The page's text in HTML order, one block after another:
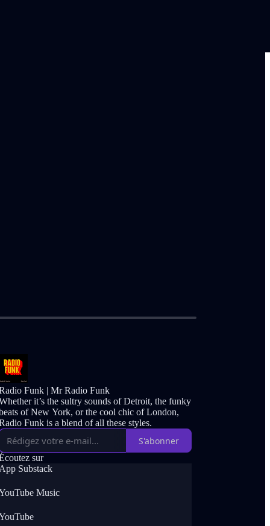
Funk | Mr Radio Funk
it’s the sultry sounds of Detroit, the funky
of New York, or the cool chic of London,
Funk is a blend of all these styles.
S'abonner
sur
App Substack
Music